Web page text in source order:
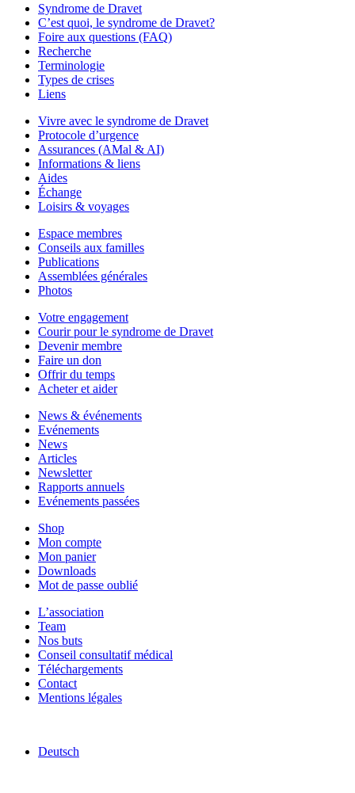
Syndrome de Dravet
C’est quoi, le syndrome de Dravet?
Foire aux questions (FAQ)
Recherche
Terminologie
Types de crises
Liens
Vivre avec le syndrome de Dravet
Protocole d’urgence
Assurances (AMal & AI)
Informations & liens
Aides
Échange
Loisirs & voyages
Espace membres
Conseils aux familles
Publications
Assemblées générales
Photos
Votre engagement
Courir pour le syndrome de Dravet
Devenir membre
Faire un don
Offrir du temps
Acheter et aider
News & événements
Evénements
News
Articles
Newsletter
Rapports annuels
Evénements passées
Shop
Mon compte
Mon panier
Downloads
Mot de passe oublié
L’association
Team
Nos buts
Conseil consultatif médical
Téléchargements
Contact
Mentions légales
Deutsch